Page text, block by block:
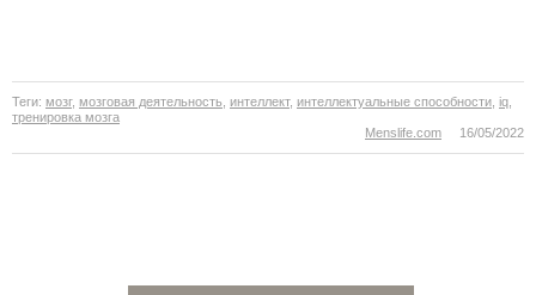
Теги: мозг, мозговая деятельность интеллект, интеллектуальные способности iq
тренировка мозга
16/05/2022
Menslife.com